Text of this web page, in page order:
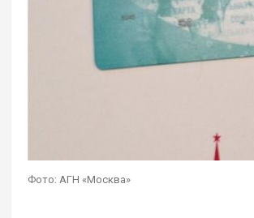
Фото: АГН «Москва»